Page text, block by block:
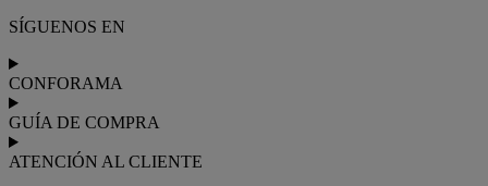
SÍGUENOS EN
CONFORAMA
GUÍA DE COMPRA
ATENCIÓN AL CLIENTE